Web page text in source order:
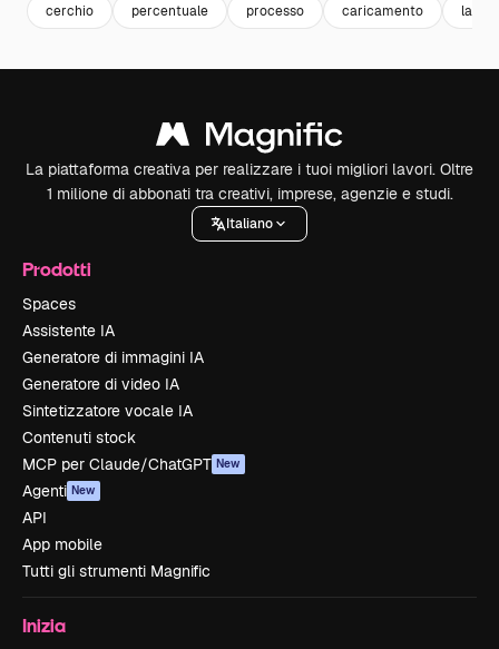
cerchio percentuale processo caricamento
La piattaforma creativa per realizzare i tuoi migliori lavori. Oltre
1 milione di abbonati tra creativi, imprese, agenzie e studi.
Italiano
Prodotti
Spaces
Assistente IA
Generatore di immagini IA
Generatore di video IA
Sintetizzatore vocale IA
Contenuti stock
MCP per Claude/ChatGPT New
Agenti New
API
App mobile
Tutti gli strumenti Magnific
Inizia